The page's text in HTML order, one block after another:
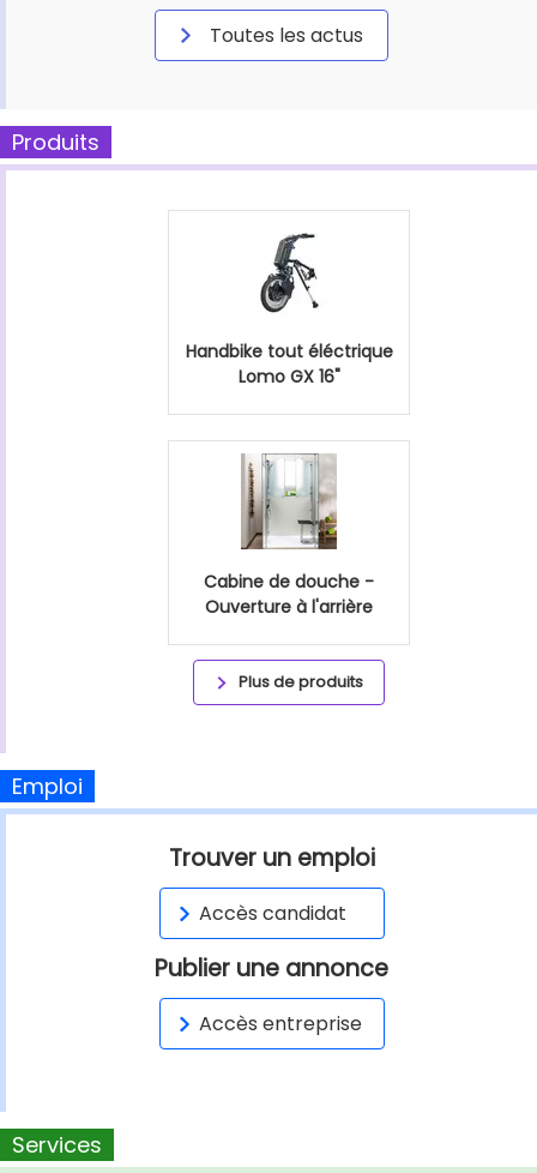
Toutes les actus
Produits
Handbike tout éléctrique
Lomo GX 16"
Cabine de douche -
Ouverture à l'arrière
Plus de produits
Emploi
Trouver un emploi
Accès candidat
Publier une annonce
Accès entreprise
Services